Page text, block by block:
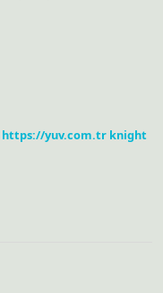
https://yuv.com.tr knight